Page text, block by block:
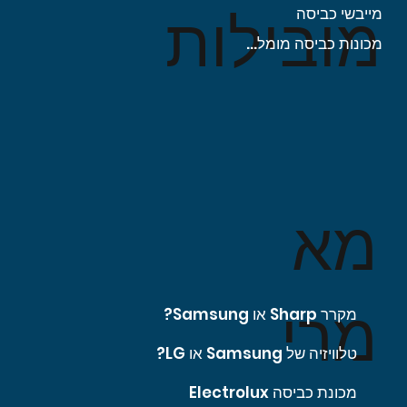
מא
מרי
מקרר Sharp או Samsung?
טלוויזיה של Samsung או LG?
מכונת כביסה Electrolux
מובילות
מייבשי כביסה
מכונות כביסה מומלצות